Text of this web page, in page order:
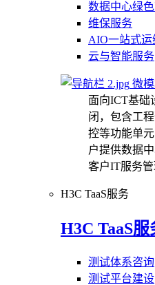
数据中心绿
维保服务
AIO一站式
云与智能服务
微
面向ICT基础
闭，包含工
控等功能单
户提供数据
客户IT服务管
H3C TaaS服务
H3C TaaS服
测试体系咨询
测试平台建设